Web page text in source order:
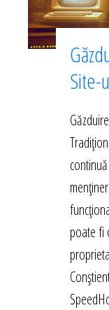
Site-
poate fi